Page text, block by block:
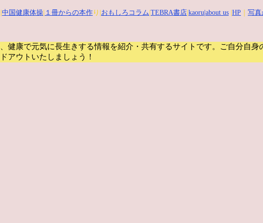
中国健康体操 １冊からの本作 り| おもしろコラム TEBRA書店 kaoru |about us HP 写真
健康で元気に長生きする情報を紹介・共有するサイトです。
ご自分自身
アウトいたしましょう！